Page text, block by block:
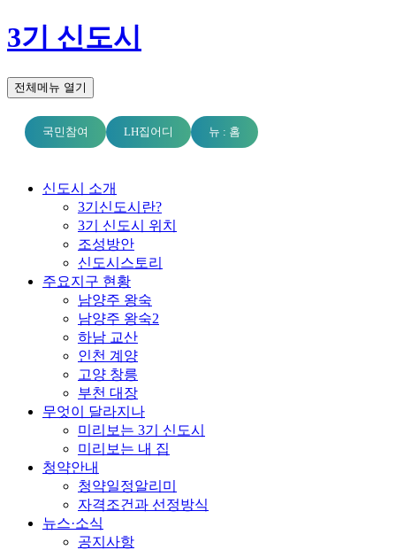
3기 신도시
전체메뉴 열기
국민참여 LH집어디 뉴 : 홈
신도시 소개
3기신도시란?
3기 신도시 위치
조성방안
신도시스토리
주요지구 현황
남양주 왕숙
남양주 왕숙2
하남 교산
인천 계양
고양 창릉
부천 대장
무엇이 달라지나
미리보는 3기 신도시
미리보는 내 집
청약안내
청약일정알리미
자격조건과 선정방식
뉴스·소식
공지사항